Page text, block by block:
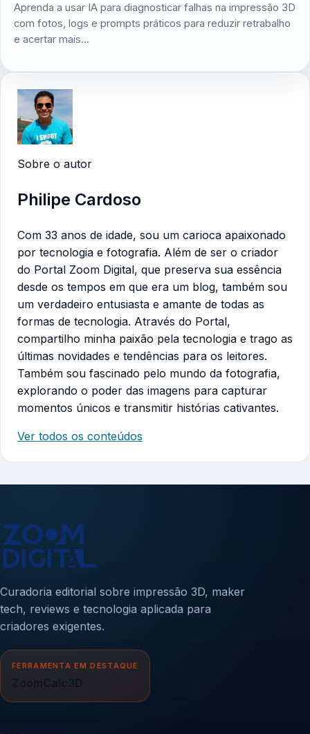
Aprenda a usar IA para diagnosticar falhas na impressão 3D
com fotos, logs e prompts práticos para reduzir retrabalho
e acertar mais…
Sobre o autor
Philipe Cardoso
Com 33 anos de idade, sou um carioca apaixonado
por tecnologia e fotografia. Além de ser o criador
do Portal Zoom Digital, que preserva sua essência
desde os tempos em que era um blog, também sou
um verdadeiro entusiasta e amante de todas as
formas de tecnologia. Através do Portal,
compartilho minha paixão pela tecnologia e trago as
últimas novidades e tendências para os leitores.
Também sou fascinado pelo mundo da fotografia,
explorando o poder das imagens para capturar
momentos únicos e transmitir histórias cativantes.
Ver todos os conteúdos
Curadoria editorial sobre impressão 3D, maker
tech, reviews e tecnologia aplicada para
criadores exigentes.
FERRAMENTA EM DESTAQUE
ZoomCalc3D